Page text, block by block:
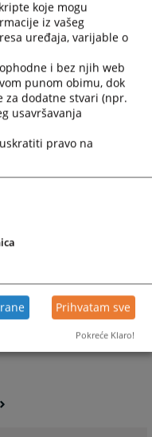
koje mogu
iz vašeg
uređaja, varijable o
i bez njih web
punom obimu, dok
za dodatne stvari (npr.
usavršavanja
pravo na
Prihvatam sve
Pokreće Klaro!